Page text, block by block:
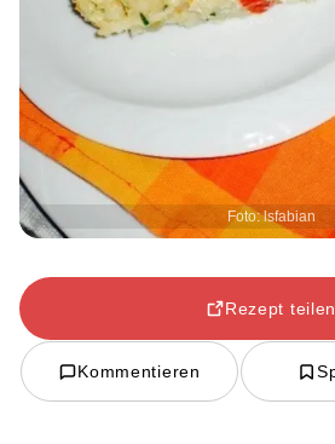
Foto: lsfabian
Rezept teilen
Kommentieren